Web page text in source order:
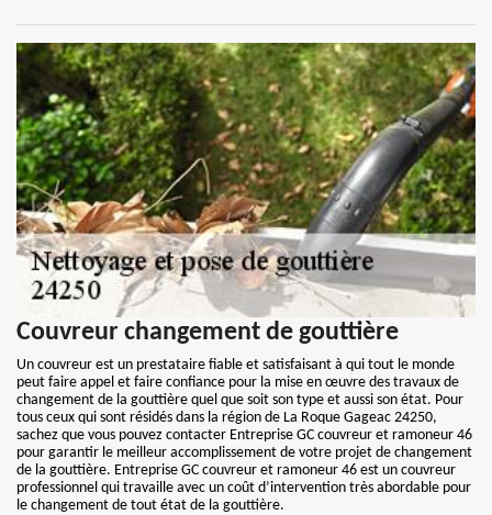
Couvreur changement de gouttière
Un couvreur est un prestataire fiable et satisfaisant à qui tout le monde
peut faire appel et faire confiance pour la mise en œuvre des travaux de
changement de la gouttière quel que soit son type et aussi son état. Pour
tous ceux qui sont résidés dans la région de La Roque Gageac 24250,
sachez que vous pouvez contacter Entreprise GC couvreur et ramoneur 46
pour garantir le meilleur accomplissement de votre projet de changement
de la gouttière. Entreprise GC couvreur et ramoneur 46 est un couvreur
professionnel qui travaille avec un coût d’intervention très abordable pour
le changement de tout état de la gouttière.